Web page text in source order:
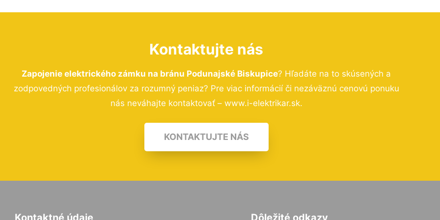
Kontaktujte nás
Zapojenie elektrického zámku na bránu Podunajské Biskupice? Hľadáte na to skúsených a
zodpovedných profesionálov za rozumný peniaz? Pre viac informácií či nezáväznú cenovú ponuku
nás neváhajte kontaktovať – www.i-elektrikar.sk.
KONTAKTUJTE NÁS
Kontaktné údaje Dôležité odkazy